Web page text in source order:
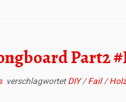
Part2
verschlagwortet DIY/Fail/